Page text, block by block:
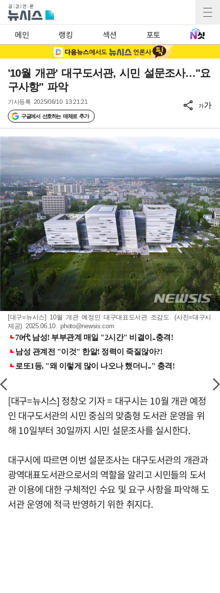
메인 랭킹 섹션 포토
'10월 개관' 대구도서관, 시민 설문조사…"요
구사항" 파악
기사등록 2025/06/10 13:21:21
구글에서 선호하는 매체로 추가
가가
[대구=뉴시스] 10월 개관 예정인 대구대표도서관 조감도. (사진=대구시
제공) 2025.06.10.photo@newsis.com
[대구=뉴시스] 정창오 기자 = 대구시는 10월 개관 예정
인 대구도서관의 시민 중심의 맞춤형 도서관 운영을 위
해 10일부터 30일까지 시민 설문조사를 실시한다.
대구시에 따르면 이번 설문조사는 대구도서관의 개관과
광역대표도서관으로서의 역할을 알리고 시민들의 도서
관 이용에 대한 구체적인 수요 및 요구 사항을 파악해 도
서관 운영에 적극 반영하기 위한 취지다.